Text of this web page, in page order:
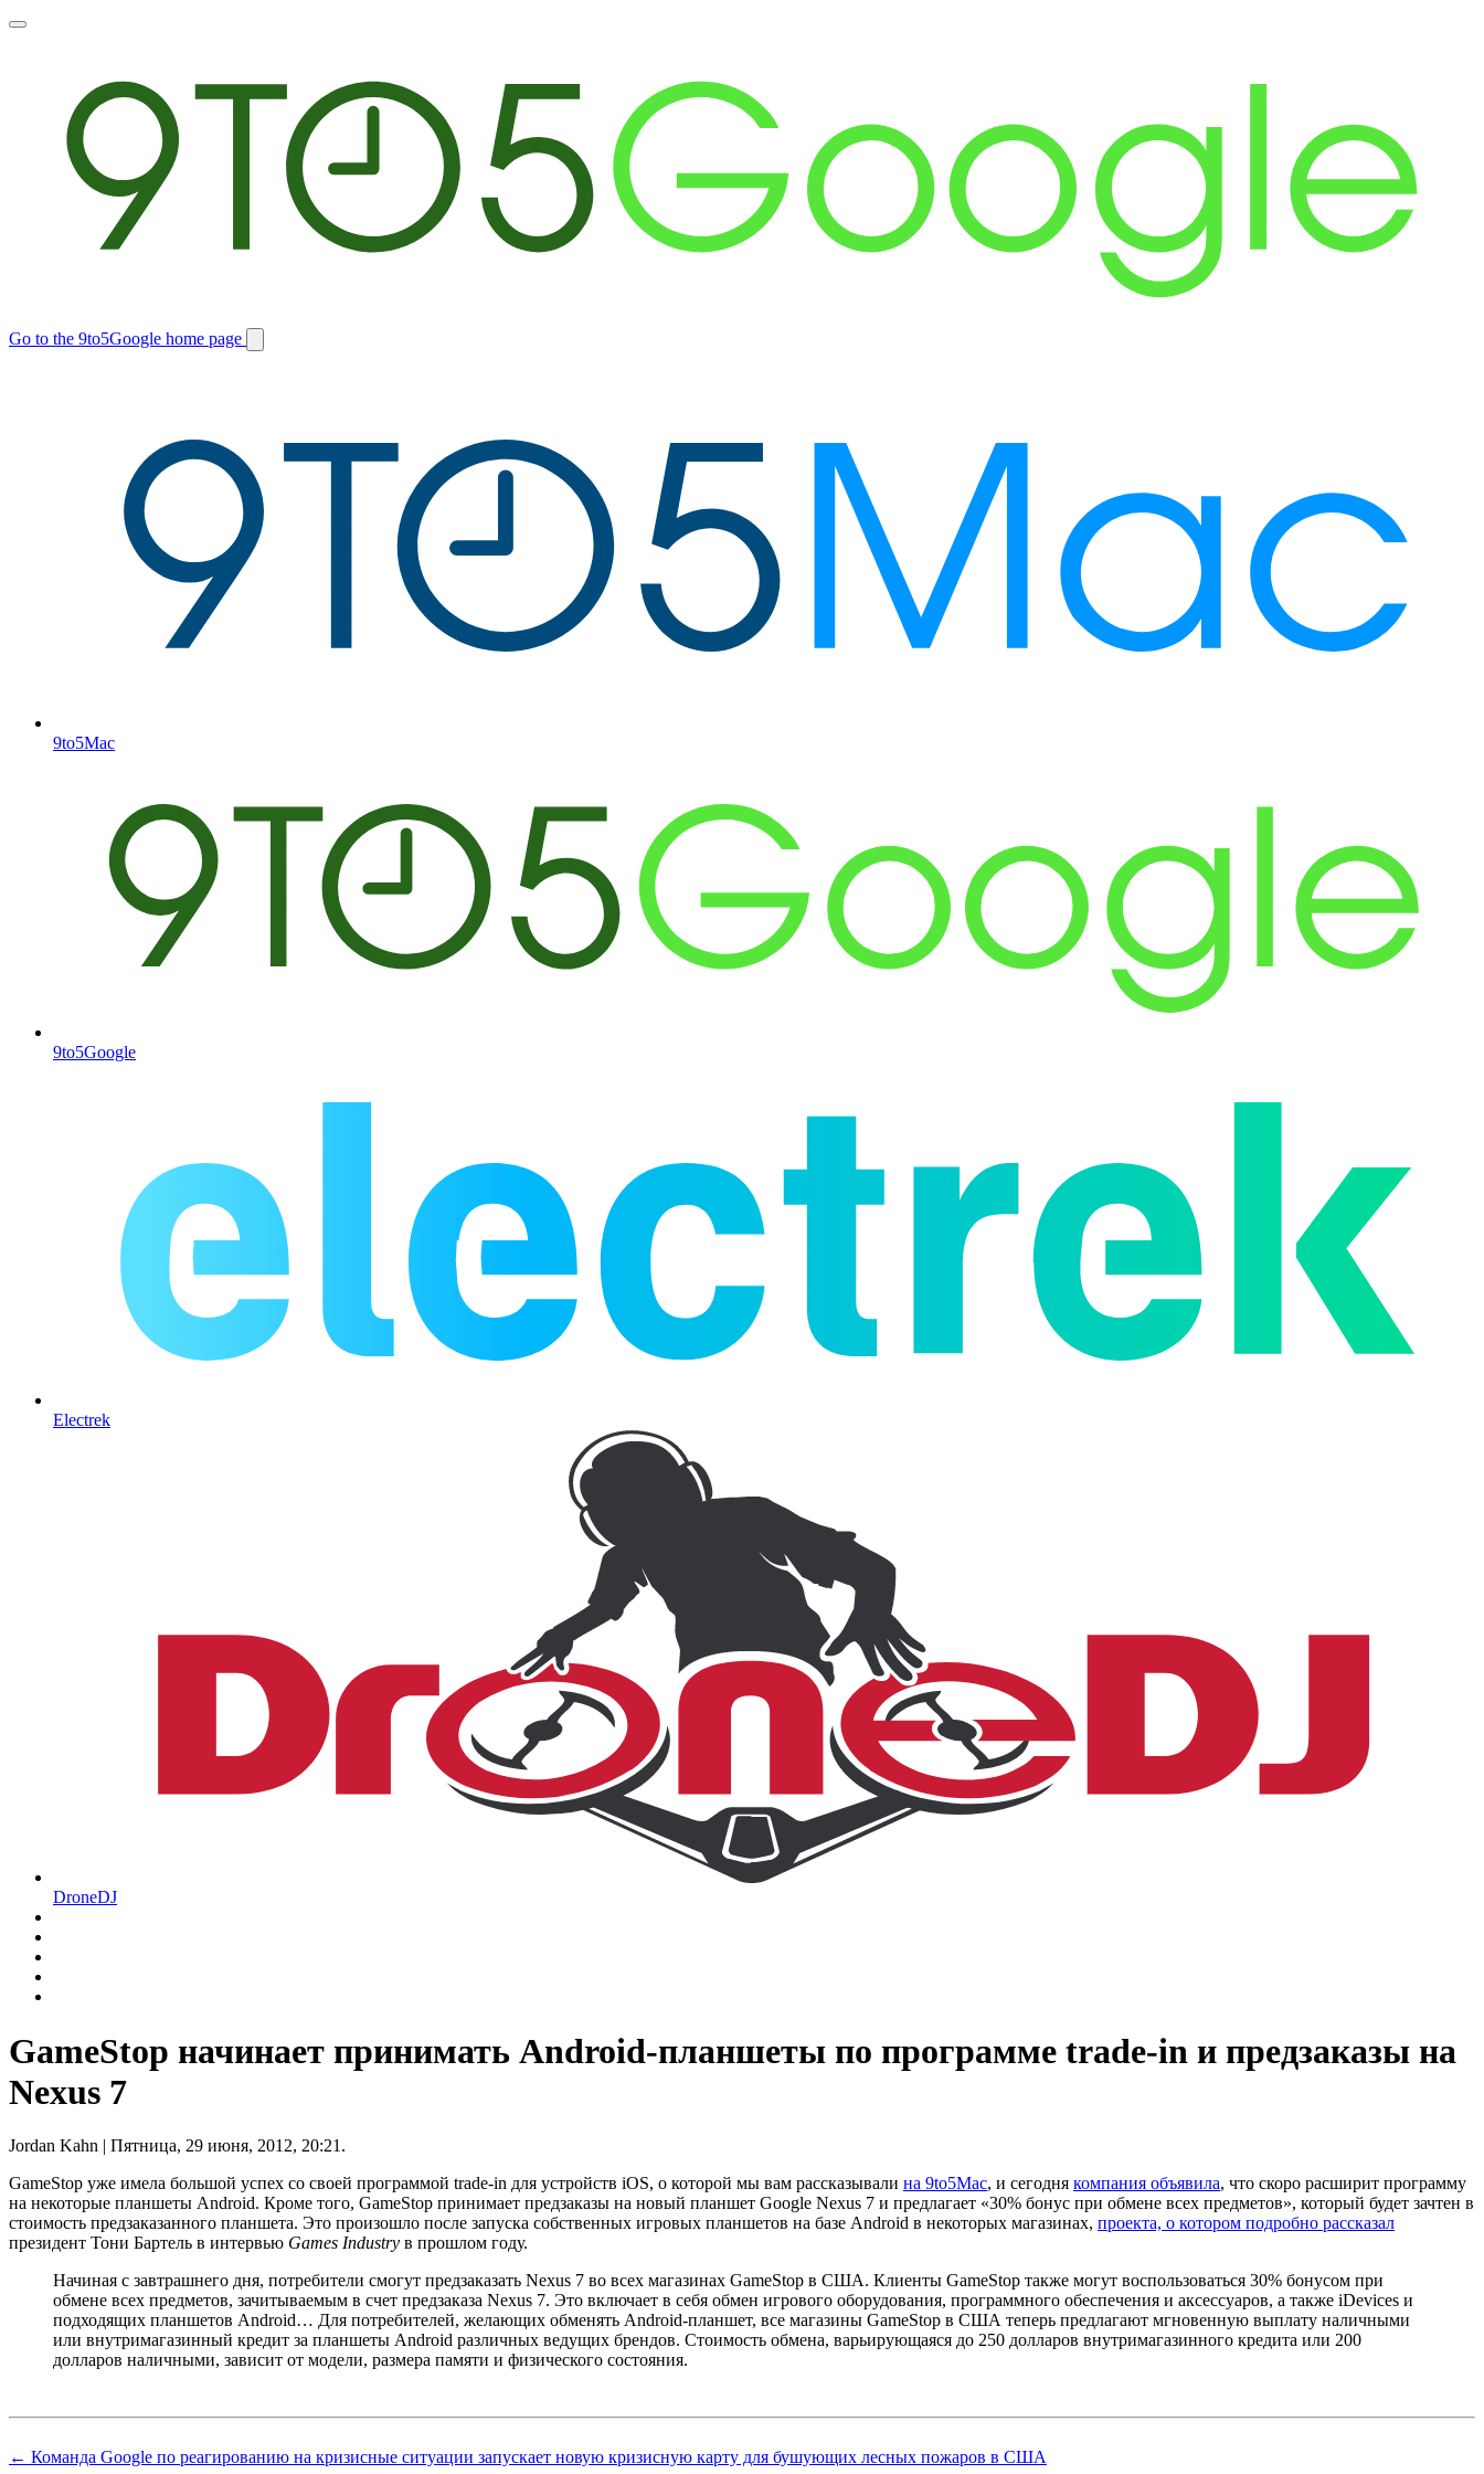
Toggle
Go to the 9to5Google home page
Switch
9to5Mac
9to5Google
Electrek
DroneDJ
GameStop начинает принимать Android-планшеты по программе trade-in и предзаказы на
Nexus 7
Jordan Kahn | Пятница, 29 июня, 2012, 20:21.
GameStop уже имела большой успех со своей программой trade-in для устройств iOS, о которой мы вам рассказывали на 9to5Mac, и сегодня компания объявила, что скоро расширит программу
на некоторые планшеты Android. Кроме того, GameStop принимает предзаказы на новый планшет Google Nexus 7 и предлагает «30% бонус при обмене всех предметов», который будет зачтен в
стоимость предзаказанного планшета. Это произошло после запуска собственных игровых планшетов на базе Android в некоторых магазинах, проекта, о котором подробно рассказал
президент Тони Бартель в интервью Games Industry в прошлом году.
Начиная с завтрашнего дня, потребители смогут предзаказать Nexus 7 во всех магазинах GameStop в США. Клиенты GameStop также могут воспользоваться 30% бонусом при
обмене всех предметов, зачитываемым в счет предзаказа Nexus 7. Это включает в себя обмен игрового оборудования, программного обеспечения и аксессуаров, а также iDevices и
подходящих планшетов Android… Для потребителей, желающих обменять Android-планшет, все магазины GameStop в США теперь предлагают мгновенную выплату наличными
или внутримагазинный кредит за планшеты Android различных ведущих брендов. Стоимость обмена, варьирующаяся до 250 долларов внутримагазинного кредита или 200
долларов наличными, зависит от модели, размера памяти и физического состояния.
← Команда Google по реагированию на кризисные ситуации запускает новую кризисную карту для бушующих лесных пожаров в США